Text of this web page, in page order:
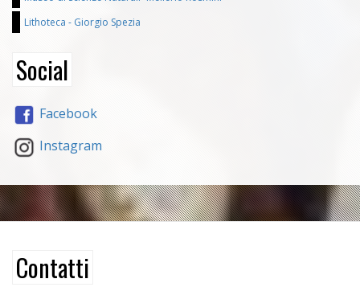
Lithoteca - Giorgio Spezia
Social
Facebook
Instagram
Contatti